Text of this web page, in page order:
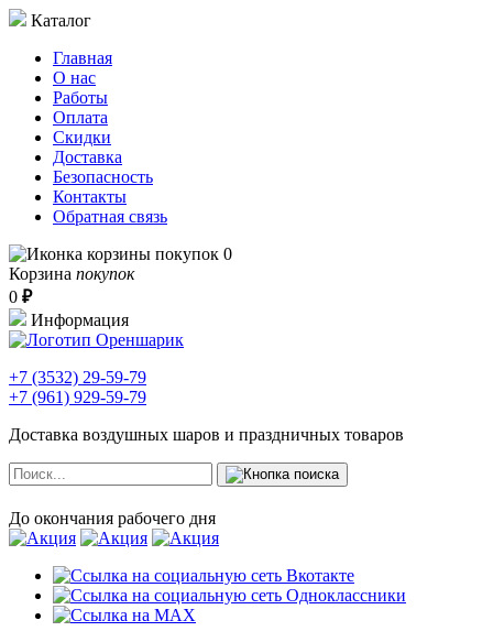
Каталог
Главная
О нас
Работы
Оплата
Скидки
Доставка
Безопасность
Контакты
Обратная связь
0
Корзина покупок
0 ₽
Информация
+7 (3532) 29-59-79
+7 (961) 929-59-79
Доставка воздушных шаров и праздничных товаров
До окончания рабочего дня